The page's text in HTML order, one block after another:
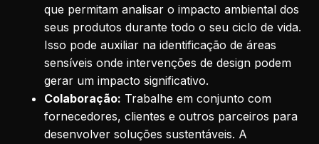
que permitam analisar o impacto ambiental dos
seus produtos durante todo o seu ciclo de vida.
Isso pode auxiliar na identificação de áreas
sensíveis onde intervenções de design podem
gerar um impacto significativo.
Colaboração: Trabalhe em conjunto com
fornecedores, clientes e outros parceiros para
desenvolver soluções sustentáveis. A